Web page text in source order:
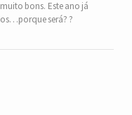
bons. Este ano já
será? ?